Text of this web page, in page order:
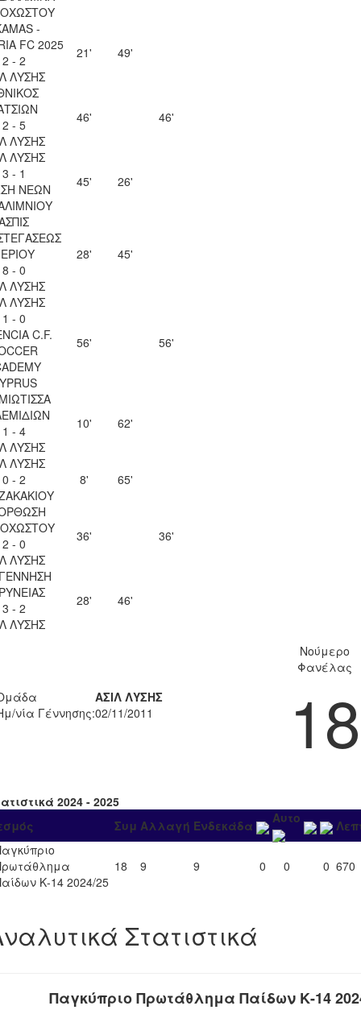
-
FC 2025
2 - 2
ΛΥΣΗΣ
21' 49'
2 - 5
ΛΥΣΗΣ
46' 46'
ΛΥΣΗΣ
3 - 1
ΝΕΩΝ
45' 26'
8 - 0
ΛΥΣΗΣ
28' 45'
ΛΥΣΗΣ
1 - 0
C.F.
56' 56'
1 - 4
ΛΥΣΗΣ
10' 62'
ΛΥΣΗΣ
0 - 2
8'
65'
2 - 0
ΛΥΣΗΣ
36' 36'
3 - 2
ΛΥΣΗΣ
28' 46'
ΑΣΙΛ ΛΥΣΗΣ
νία Γέννησης:02/11/2011
Νούμερο
Φανέλας
18
2024 - 2025
Συμ Αλλαγή Ενδεκάδα Αυτο
Κ-14 2024/25
18 9 9 0 0 0 670
Στατιστικά
Παγκύπριο Πρωτάθλημα Παίδων Κ-14